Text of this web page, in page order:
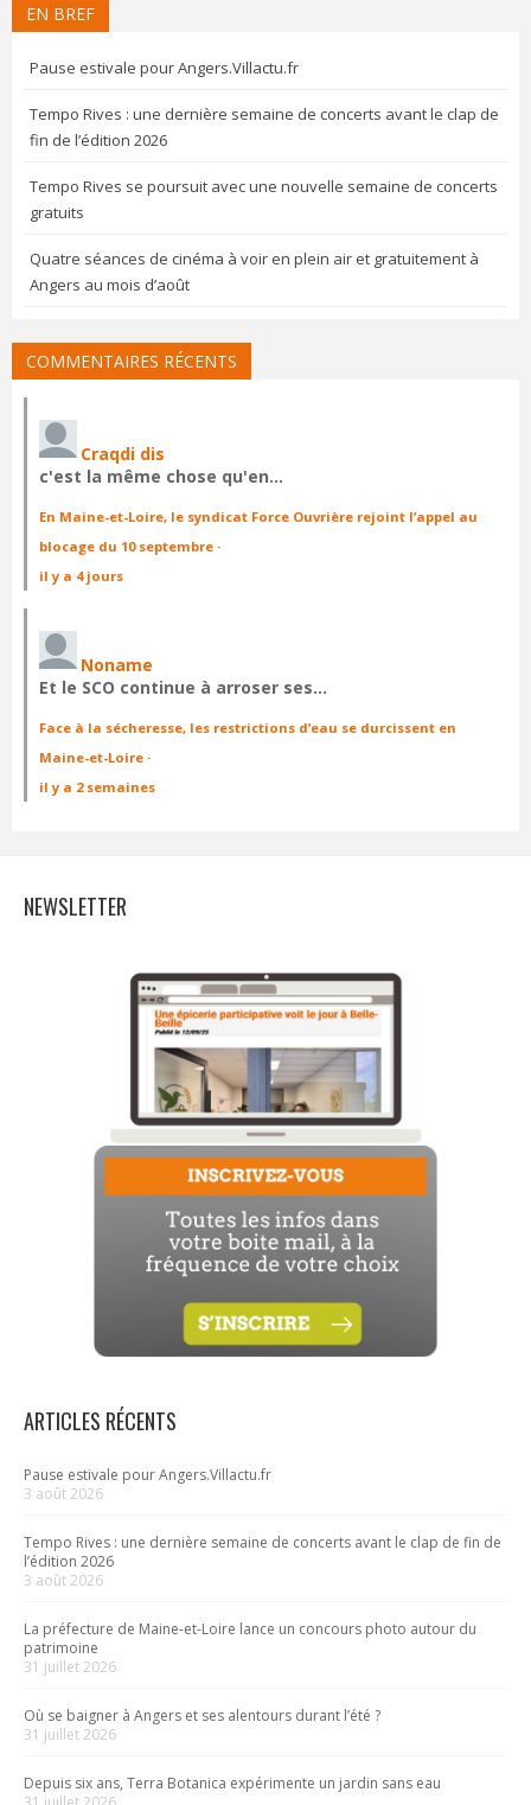
EN BREF
Pause estivale pour Angers.Villactu.fr
Tempo Rives : une dernière semaine de concerts avant le clap de
fin de l’édition 2026
Tempo Rives se poursuit avec une nouvelle semaine de concerts
gratuits
Quatre séances de cinéma à voir en plein air et gratuitement à
Angers au mois d’août
COMMENTAIRES RÉCENTS
Craqdi dis
c'est la même chose qu'en…
En Maine-et-Loire, le syndicat Force Ouvrière rejoint l’appel au
blocage du 10 septembre ·
il y a 4 jours
Noname
Et le SCO continue à arroser ses…
Face à la sécheresse, les restrictions d’eau se durcissent en
Maine-et-Loire ·
il y a 2 semaines
NEWSLETTER
ARTICLES RÉCENTS
Pause estivale pour Angers.Villactu.fr
3 août 2026
Tempo Rives : une dernière semaine de concerts avant le clap de fin de
l’édition 2026
3 août 2026
La préfecture de Maine-et-Loire lance un concours photo autour du
patrimoine
31 juillet 2026
Où se baigner à Angers et ses alentours durant l’été ?
31 juillet 2026
Depuis six ans, Terra Botanica expérimente un jardin sans eau